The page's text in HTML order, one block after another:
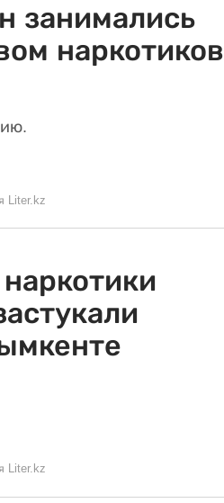
занимались
наркотиков
Liter.kz
Liter.kz